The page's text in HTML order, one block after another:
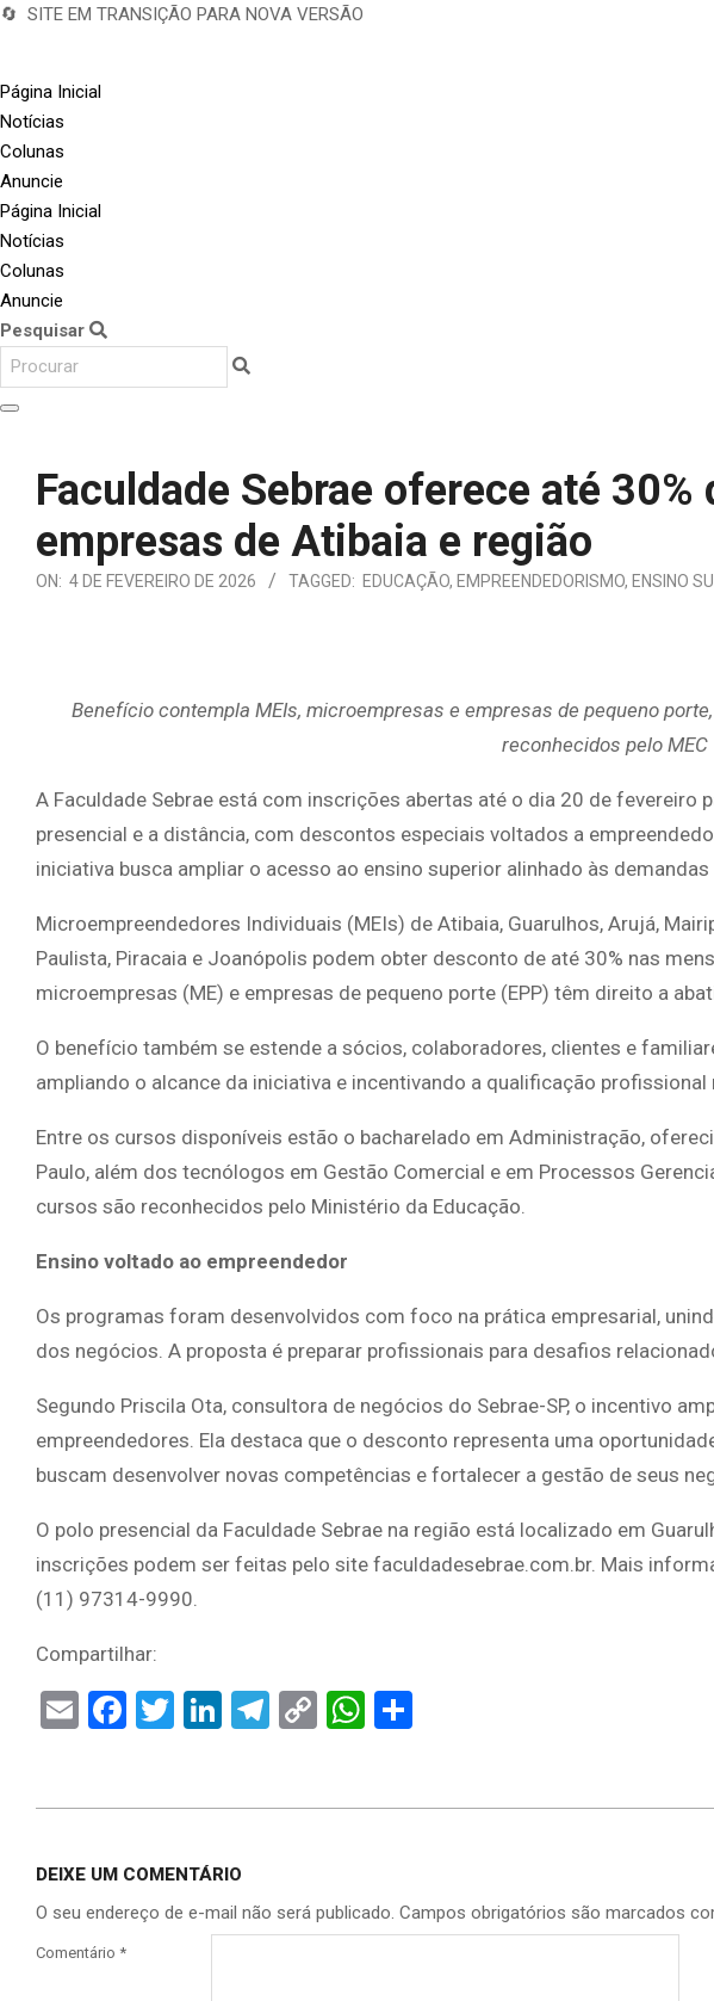
🔄 SITE EM TRANSIÇÃO PARA NOVA VERSÃO
Página Inicial
Notícias
Colunas
Anuncie
Página Inicial
Notícias
Colunas
Anuncie
Pesquisar
Faculdade Sebrae oferece até
empresas de Atibaia e região
ON: 4 DE FEVEREIRO DE 2026 TAGGED: EDUCAÇÃO, EMPREENDEDORISMO, ENSINO
Benefício contempla MEIs, microempresas e empresas de pequeno
reconhecidos pelo MEC
A Faculdade Sebrae está com inscrições abertas até o dia 20 de fevereiro
presencial e a distância, com descontos especiais voltados a
iniciativa busca ampliar o acesso ao ensino superior alinhado às
Microempreendedores Individuais (MEIs) de Atibaia, Guarulhos, Arujá,
Paulista, Piracaia e Joanópolis podem obter desconto de até 30% nas
microempresas (ME) e empresas de pequeno porte (EPP) têm direito a
O benefício também se estende a sócios, colaboradores, clientes e
ampliando o alcance da iniciativa e incentivando a qualificação profissional
Entre os cursos disponíveis estão o bacharelado em Administração,
Paulo, além dos tecnólogos em Gestão Comercial e em Processos
cursos são reconhecidos pelo Ministério da Educação.
Ensino voltado ao empreendedor
Os programas foram desenvolvidos com foco na prática empresarial,
dos negócios. A proposta é preparar profissionais para desafios
Segundo Priscila Ota, consultora de negócios do Sebrae-SP, o incentivo
empreendedores. Ela destaca que o desconto representa uma
buscam desenvolver novas competências e fortalecer a gestão de seus
O polo presencial da Faculdade Sebrae na região está localizado em
inscrições podem ser feitas pelo site faculdadesebrae.com.br. Mais
(11) 97314-9990.
Compartilhar:
EmailFacebook
Twitter
LinkedIn
Telegram
CopyWhatsApp
04
DEIXE UM COMENTÁRIO
O seu endereço de e-mail não será publicado. Campos obrigatórios são marcados
Comentário *